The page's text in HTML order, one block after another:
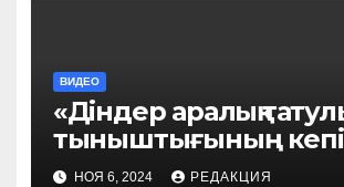
ВИДЕО
«Діндер аралық
тыныштығының
Әбдіқаһһар Ерматов
НОЯ 6, 2024 РЕДАКЦИЯ